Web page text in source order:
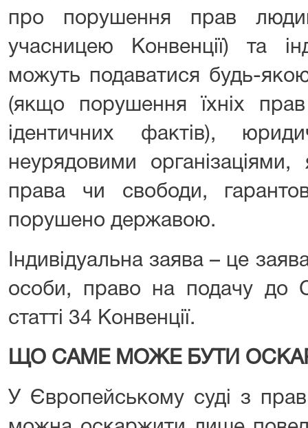
про порушення прав
учасницею Конвенції) та
можуть подаватися будь-
(якщо порушення їхніх
ідентичних фактів),
неурядовими
права чи свободи,
порушено державою.
Індивідуальна заява – це
особи, право на подачу до
статті 34 Конвенції.
ЩО САМЕ МОЖЕ БУТИ
У Європейському суді з